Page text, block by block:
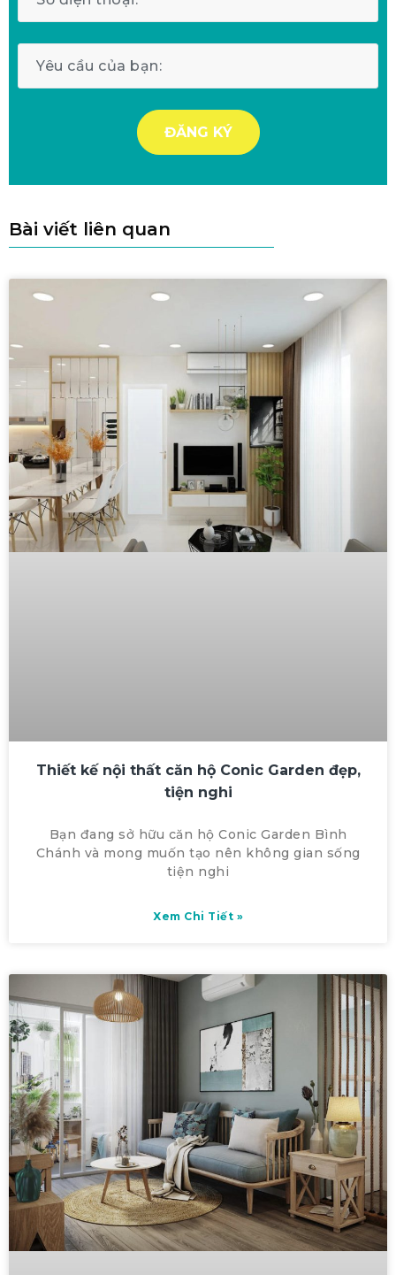
Bài viết liên quan
Thiết kế nội thất căn hộ Conic Garden đẹp,
tiện nghi
Bạn đang sở hữu căn hộ Conic Garden Bình
Chánh và mong muốn tạo nên không gian sống
tiện nghi
Xem Chi Tiết »